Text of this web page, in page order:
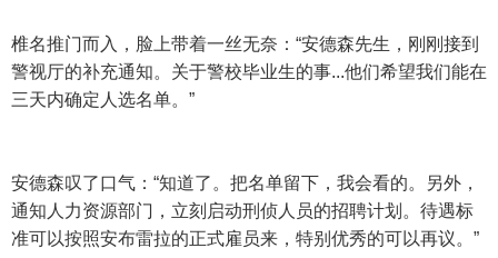
椎名推门而入，脸上带着一丝无奈：“安德森先生，刚刚接到
警视厅的补充通知。关于警校毕业生的事...他们希望我们能在
三天内确定人选名单。”
安德森叹了口气：“知道了。把名单留下，我会看的。另外，
通知人力资源部门，立刻启动刑侦人员的招聘计划。待遇标
准可以按照安布雷拉的正式雇员来，特别优秀的可以再议。”